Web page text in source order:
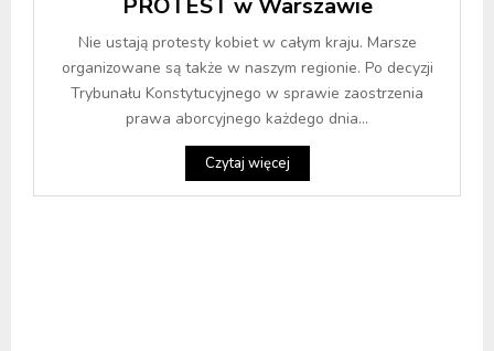
Nie ustają protesty kobiet w całym kraju. Marsze
organizowane są także w naszym regionie. Po decyzji
Trybunału Konstytucyjnego w sprawie zaostrzenia
prawa aborcyjnego każdego dnia...
Czytaj więcej